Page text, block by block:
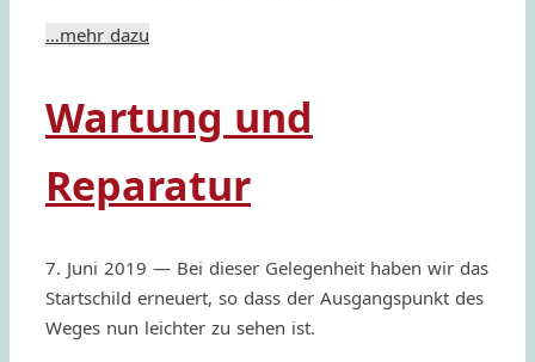
…mehr dazu
Wartung und
Reparatur
7. Juni 2019 — Bei dieser Gele­gen­heit haben wir das
Start­schild erneu­ert, so dass der Ausgang­spunkt des
Weges nun leich­ter zu sehen ist.